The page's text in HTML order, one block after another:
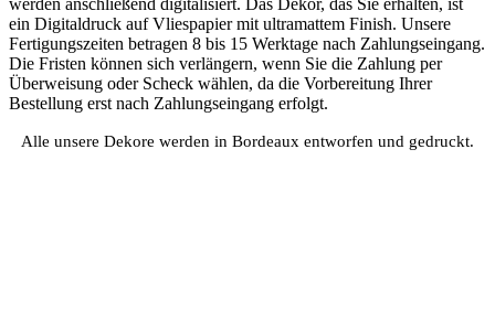
ein Digitaldruck auf Vliespapier mit ultramattem Finish. Unsere
Fertigungszeiten betragen 8 bis 15 Werktage nach Zahlungseingang.
Die Fristen können sich verlängern, wenn Sie die Zahlung per
Überweisung oder Scheck wählen, da die Vorbereitung Ihrer
Bestellung erst nach Zahlungseingang erfolgt.
Alle unsere Dekore werden in Bordeaux entworfen und gedruckt.